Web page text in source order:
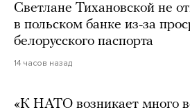
Светлане Тихановской не
в польском банке из-за
белорусского паспорта
14 часов назад
«К НАТО возникает много